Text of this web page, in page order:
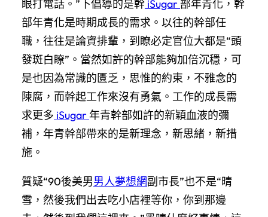
眼打電話。”下倡導的是幹 iSugar 部年青化，幹
部年青化是時期成長的需求。以往的幹部任
職，往往是論資排輩，到瞭必定官位大都是“頭
發斑白瞭”。當然如許的幹部能夠加倍沉穩，可
是也因為常識的匱乏，思惟的約束，不雅念的
陳腐，而幹起工作來沒有勇氣。工作的成長需
求更多 iSugar 年青幹部如許的新穎血液的彌
補，年青幹部帶來的是新理念，新思緒，新措
施。
質疑“90後美男男人夢想網副市長”也不是“晴
雪，然後我們出去吃小店裡等你，你到那邊